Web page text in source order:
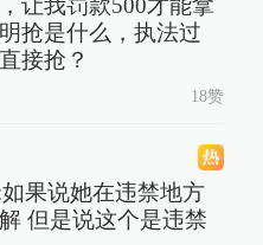
让我罚款500才能拿
抢是什么，执法过
接抢？
18赞
果说她在违禁地方
但是说这个是违禁